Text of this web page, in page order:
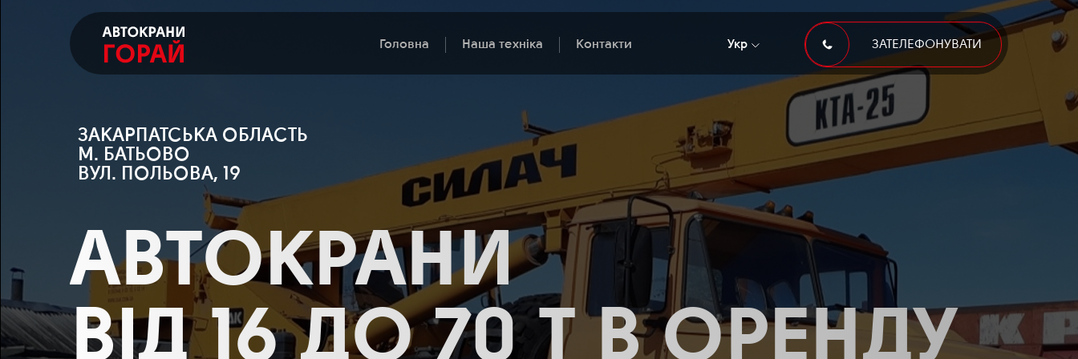
Головна Наша техніка Контакти Укр ЗАТЕЛЕФОНУВАТИ
ЗАКАРПАТСЬКА ОБЛАСТЬ
М. БАТЬОВО
ВУЛ. ПОЛЬОВА, 19
АВТОКРАНИ
ВІД 16 ДО 70 Т В ОРЕНДУ